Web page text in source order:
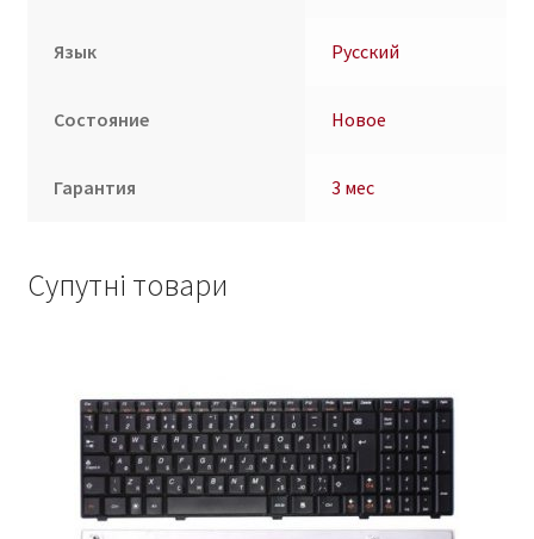
Язык Русский
Состояние Новое
Гарантия 3 мес
Супутні товари